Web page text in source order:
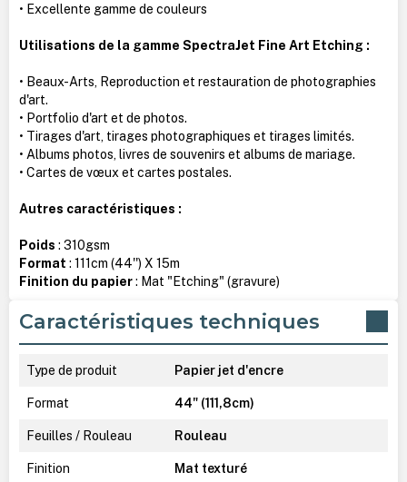
• Excellente gamme de couleurs
Utilisations de la gamme SpectraJet Fine Art Etching :
• Beaux-Arts, Reproduction et restauration de photographies
d'art.
• Portfolio d'art et de photos.
• Tirages d'art, tirages photographiques et tirages limités.
• Albums photos, livres de souvenirs et albums de mariage.
• Cartes de vœux et cartes postales.
Autres caractéristiques :
Poids : 310gsm
Format : 111cm (44'') X 15m
Finition du papier: Mat "Etching" (gravure)
Caractéristiques techniques
Type de produit Papier jet d'encre
Format 44" (111,8cm)
Feuilles / Rouleau Rouleau
Finition Mat texturé